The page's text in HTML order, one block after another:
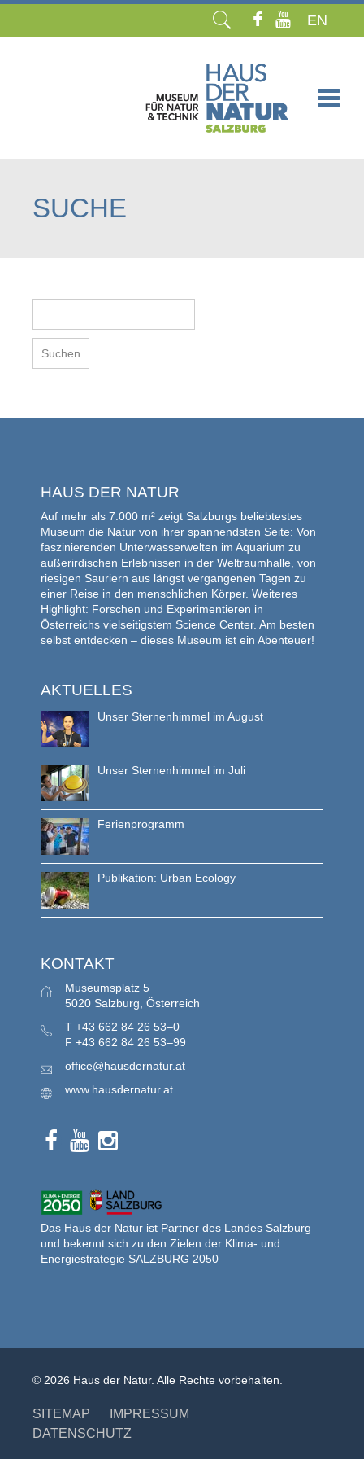
EN
SUCHE
HAUS DER NATUR
Auf mehr als 7.000 m² zeigt Salzburgs beliebtestes
Museum die Natur von ihrer spannendsten Seite: Von
faszinierenden Unterwasserwelten im Aquarium zu
außerirdischen Erlebnissen in der Weltraumhalle, von
riesigen Sauriern aus längst vergangenen Tagen zu
einer Reise in den menschlichen Körper. Weiteres
Highlight: Forschen und Experimentieren in
Österreichs vielseitigstem Science Center. Am besten
selbst entdecken – dieses Museum ist ein Abenteuer!
AKTUELLES
Unser Sternenhimmel im August
Unser Sternenhimmel im Juli
Ferienprogramm
Publikation: Urban Ecology
KONTAKT
Museumsplatz 5
5020 Salzburg, Österreich
T +43 662 84 26 53–0
F +43 662 84 26 53–99
office@hausdernatur.at
www.hausdernatur.at
Das Haus der Natur ist Partner des Landes Salzburg
und bekennt sich zu den Zielen der Klima- und
Energiestrategie SALZBURG 2050
© 2026 Haus der Natur. Alle Rechte vorbehalten.
SITEMAP
IMPRESSUM
DATENSCHUTZ